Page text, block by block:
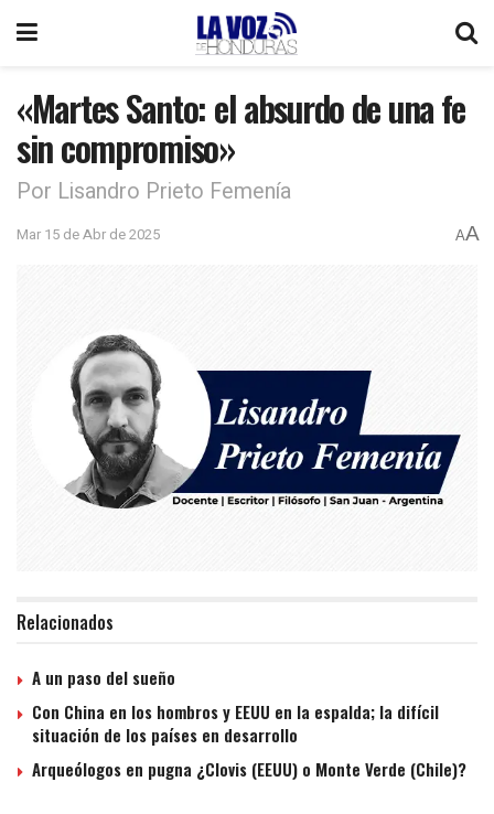
«Martes Santo: el absurdo de una fe
sin compromiso»
Por Lisandro Prieto Femenía
Mar 15 de Abr de 2025 AA
Relacionados
A un paso del sueño
Con China en los hombros y EEUU en la espalda; la difícil
situación de los países en desarrollo
Arqueólogos en pugna ¿Clovis (EEUU) o Monte Verde (Chile)?